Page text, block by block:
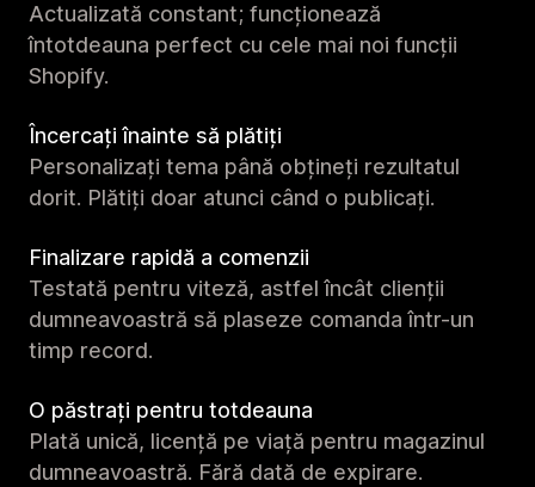
Actualizată constant; funcționează
întotdeauna perfect cu cele mai noi funcții
Shopify.
Încercați înainte să plătiți
Personalizați tema până obțineți rezultatul
dorit. Plătiți doar atunci când o publicați.
Finalizare rapidă a comenzii
Testată pentru viteză, astfel încât clienții
dumneavoastră să plaseze comanda într-un
timp record.
O păstrați pentru totdeauna
Plată unică, licență pe viață pentru magazinul
dumneavoastră. Fără dată de expirare.